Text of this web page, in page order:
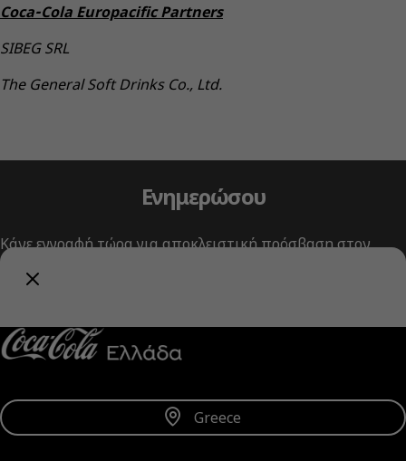
Coca‑Cola Europacific Partners
SIBEG SRL
The General Soft Drinks Co., Ltd.
Ενημερώσου
Κάνε εγγραφή τώρα για αποκλειστική πρόσβαση στον
κόσμο της Coca‑Cola!
Greece